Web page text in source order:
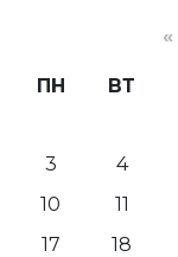
«
ПН ВТ
3
4
10
11
17
18